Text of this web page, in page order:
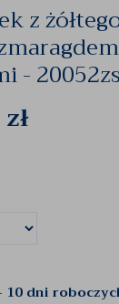
z
-
zł
10 dni